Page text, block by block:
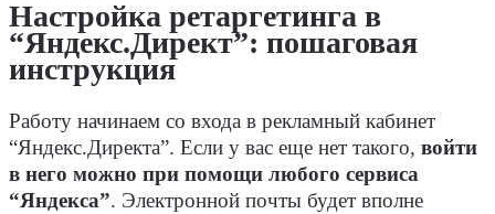
Настройка ретаргетинга в
“Яндекс.Директ”: пошаговая
инструкция
Работу начинаем со входа в рекламный кабинет
“Яндекс.Директа”. Если у вас еще нет такого, войти
в него можно при помощи любого сервиса
“Яндекса”. Электронной почты будет вполне